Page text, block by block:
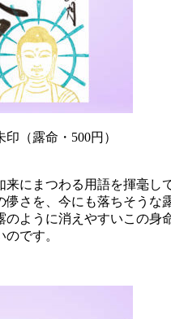
（露命・500円）
来にまつわる用語を揮毫し
儚さを、今にも落ちそうな
のように消えやすいこの
です。